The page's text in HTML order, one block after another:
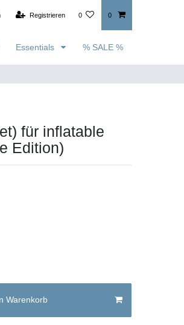
Registrieren 0 0
Essentials % SALE %
für inflatable
Edition)
Warenkorb